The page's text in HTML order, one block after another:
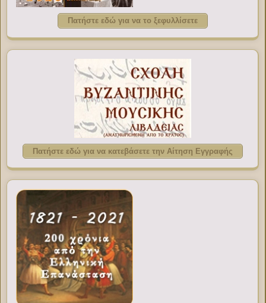
Πατήστε εδώ για να το ξεφυλλίσετε
Πατήστε εδώ για να κατεβάσετε την Αίτηση Εγγραφής